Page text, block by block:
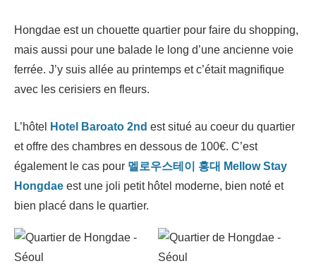
Hongdae est un chouette quartier pour faire du shopping,
mais aussi pour une balade le long d’une ancienne voie
ferrée. J’y suis allée au printemps et c’était magnifique
avec les cerisiers en fleurs.
L’hôtel Hotel Baroato 2nd est situé au coeur du quartier
et offre des chambres en dessous de 100€. C’est
également le cas pour 멜로우스테이 홍대 Mellow Stay
Hongdae est une joli petit hôtel moderne, bien noté et
bien placé dans le quartier.